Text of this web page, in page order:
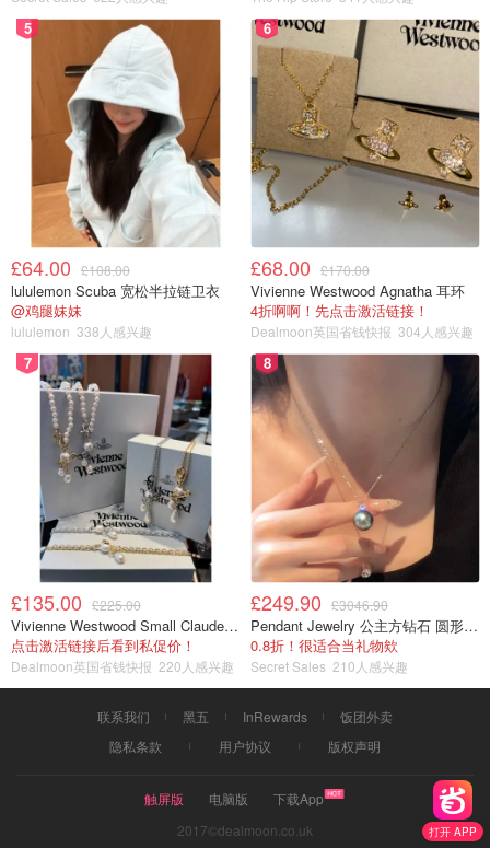
打开 APP
5
£64.00 £108.00
lululemon Scuba 宽松半拉链卫衣
@鸡腿妹妹
lululemon 338人感兴趣
6
£68.00 £170.00
Vivienne Westwood Agnatha 耳环
4折啊啊！先点击激活链接！
Dealmoon英国省钱快报 304人感兴趣
7
£135.00 £225.00
Vivienne Westwood Small Claude 珍珠项链
点击激活链接后看到私促价！
Dealmoon英国省钱快报 220人感兴趣
8
£249.90 £3046.90
Pendant Jewelry 公主方钻石 圆形大溪地珍珠吊坠 11-12mm
0.8折！很适合当礼物欸
Secret Sales 210人感兴趣
联系我们 黑五 InRewards
饭团外卖
隐私条款
用户协议 版权声明
触屏版 电脑版
下载App
2017©dealmoon.co.uk